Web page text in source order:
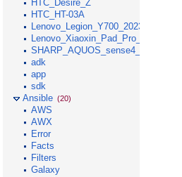
HTC_Desire_Z
HTC_HT-03A
Lenovo_Legion_Y700_2023
Lenovo_Xiaoxin_Pad_Pro_GT_2025
SHARP_AQUOS_sense4_lite
adk
app
sdk
Ansible (20)
AWS
AWX
Error
Facts
Filters
Galaxy